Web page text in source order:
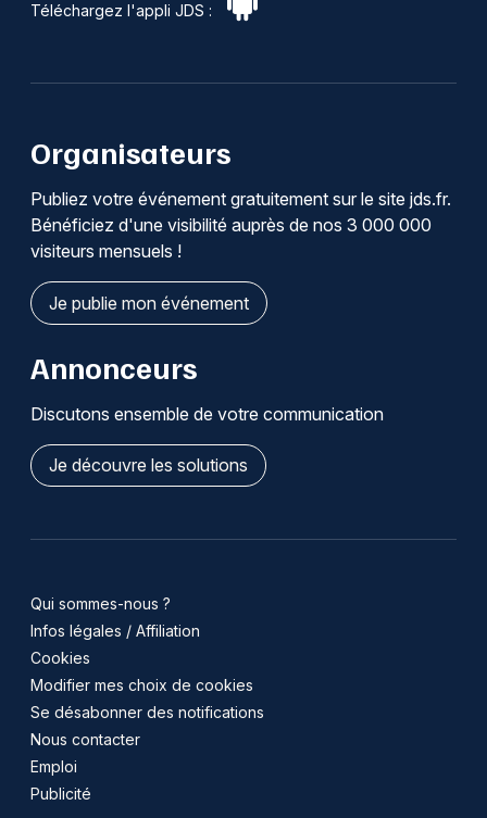
Téléchargez l'appli JDS :
Organisateurs
Publiez votre événement gratuitement sur le site jds.fr.
Bénéficiez d'une visibilité auprès de nos 3 000 000
visiteurs mensuels !
Je publie mon événement
Annonceurs
Discutons ensemble de votre communication
Je découvre les solutions
Qui sommes-nous ?
Infos légales / Affiliation
Cookies
Modifier mes choix de cookies
Se désabonner des notifications
Nous contacter
Emploi
Publicité